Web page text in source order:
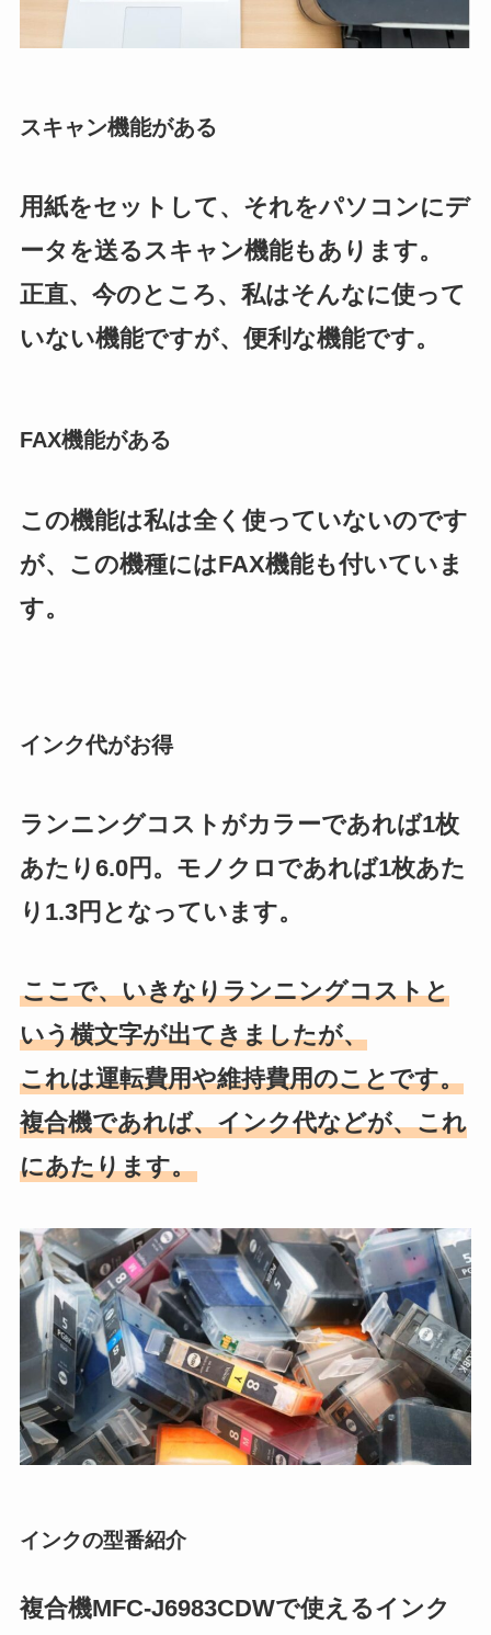
スキャン機能がある
用紙をセットして、それをパソコンにデ
ータを送るスキャン機能もあります。
正直、今のところ、私はそんなに使って
いない機能ですが、便利な機能です。
FAX機能がある
この機能は私は全く使っていないのです
が、この機種にはFAX機能も付いていま
す。
インク代がお得
ランニングコストがカラーであれば1枚
あたり6.0円。モノクロであれば1枚あた
り1.3円となっています。
ここで、いきなりランニングコストと
いう横文字が出てきましたが、
これは運転費用や維持費用のことです。
複合機であれば、インク代などが、これ
にあたります。
インクの型番紹介
複合機MFC-J6983CDWで使えるインク